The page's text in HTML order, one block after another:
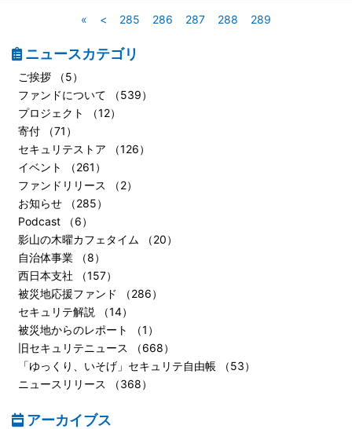
« < 285 286 287 288 289
ニュースカテゴリ
ご挨拶 （5）
ファンドについて （539）
プロジェクト （12）
寄付 （71）
セキュリテストア （126）
イベント （261）
ファンドリリース （2）
お知らせ （285）
Podcast （6）
影山の木曜カフェタイム （20）
自治体事業 （8）
西日本支社 （157）
被災地応援ファンド （286）
セキュリテ解説 （14）
被災地からのレポート （1）
旧セキュリテニュース （668）
「ゆっくり、いそげ」セキュリテ自由帳 （53）
ニュースリリース （368）
アーカイブス